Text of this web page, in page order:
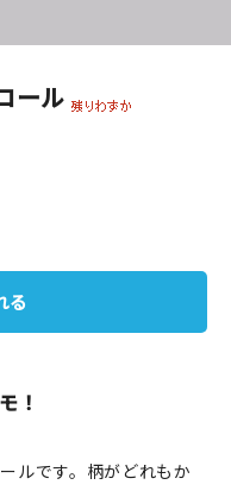
ール
る
！
ルです。柄がどれもか